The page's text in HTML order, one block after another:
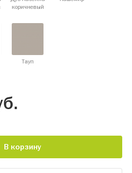
коричневый
Тауп
В корзину